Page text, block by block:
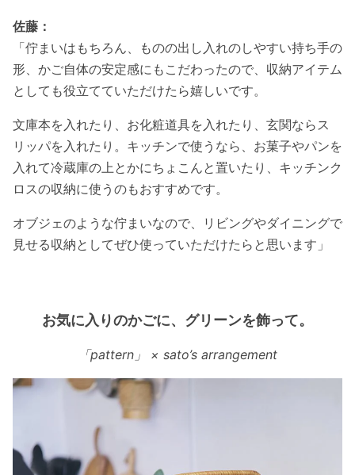
佐藤：
「佇まいはもちろん、ものの出し入れのしやすい持ち手の
形、かご自体の安定感にもこだわったので、収納アイテム
としても役立てていただけたら嬉しいです。
文庫本を入れたり、お化粧道具を入れたり、玄関ならス
リッパを入れたり。キッチンで使うなら、お菓子やパンを
入れて冷蔵庫の上とかにちょこんと置いたり、キッチンク
ロスの収納に使うのもおすすめです。
オブジェのような佇まいなので、リビングやダイニングで
見せる収納としてぜひ使っていただけたらと思います」
お気に入りのかごに、グリーンを飾って。
「pattern」 × sato’s arrangement